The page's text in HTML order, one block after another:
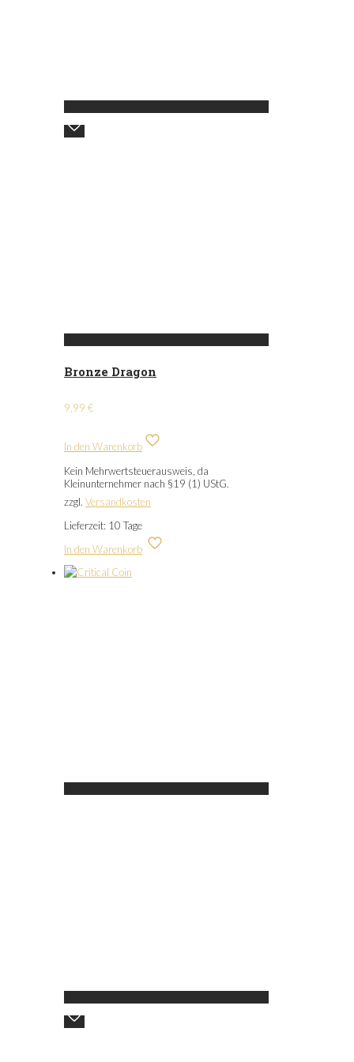
Bronze Dragon
9,99 €
In den Warenkorb
Kein Mehrwertsteuerausweis, da
Kleinunternehmer nach §19 (1) UStG.
zzgl. Versandkosten
Lieferzeit: 10 Tage
In den Warenkorb